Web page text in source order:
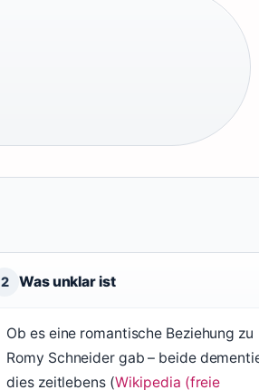
2 Was unklar ist
Ob es eine romantische Beziehung zu
Romy Schneider gab – beide
dies zeitlebens (Wikipedia (freie